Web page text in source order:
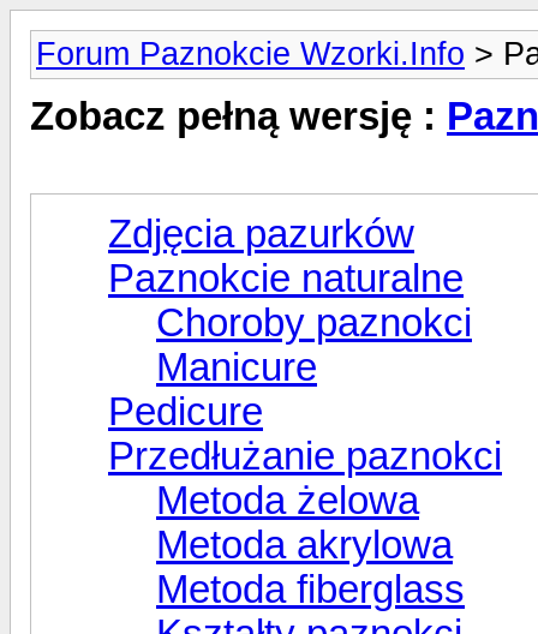
Forum Paznokcie Wzorki.Info >
Zobacz pełną wersję :
Zdjęcia pazurków
Paznokcie naturalne
Choroby paznokci
Manicure
Pedicure
Przedłużanie paznokci
Metoda żelowa
Metoda akrylowa
Metoda fiberglass